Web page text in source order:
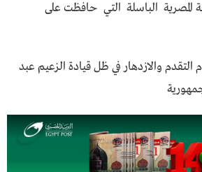
المصرية الباسلة التي حافظت على
التقدم والازدهار في ظل قيادة الزعيم عبد